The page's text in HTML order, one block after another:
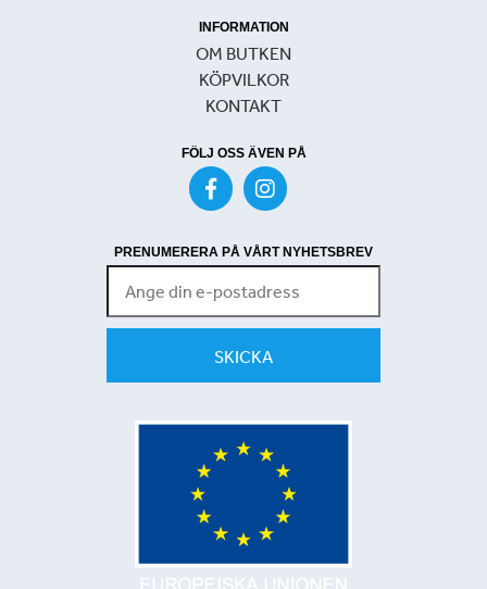
INFORMATION
OM BUTKEN
KÖPVILKOR
KONTAKT
FÖLJ OSS ÄVEN PÅ
PRENUMERERA PÅ VÅRT NYHETSBREV